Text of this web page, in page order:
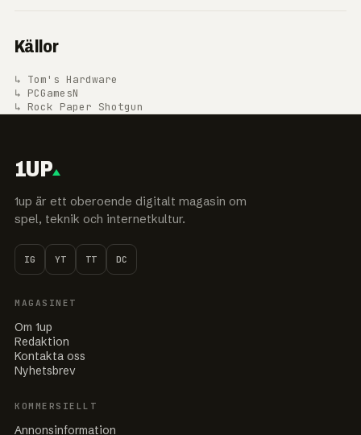
Källor
↳ Tom's Hardware
↳ PCGamesN
↳ Rock Paper Shotgun
1UP
1up är ett oberoende digitalt magasin om
spel, teknik och internetkultur.
IG YT TT DC
MAGASINET
Om 1up
Redaktion
Kontakta oss
Nyhetsbrev
KOMMERSIELLT
Annonsinformation